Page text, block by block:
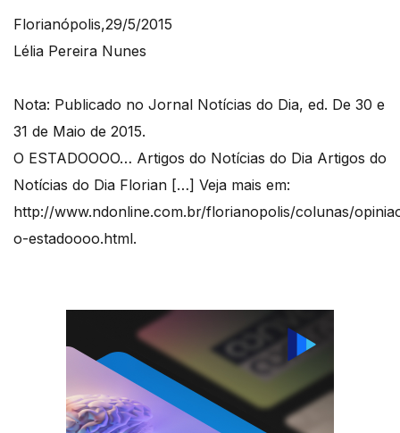
Florianópolis,29/5/2015
Lélia Pereira Nunes
Nota: Publicado no Jornal Notícias do Dia, ed. De 30 e
31 de Maio de 2015.
O ESTADOOOO… Artigos do Notícias do Dia Artigos do
Notícias do Dia Florian […] Veja mais em:
http://www.ndonline.com.br/florianopolis/colunas/
o-estadoooo.html.